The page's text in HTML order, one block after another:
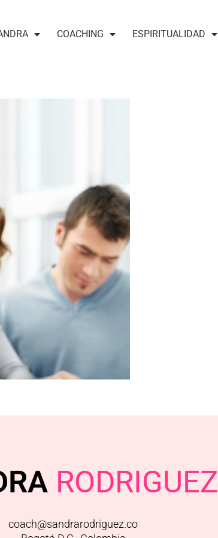
COACHING ESPIRITUALIDAD
RODRIGUEZ
coach@sandrarodriguez.co